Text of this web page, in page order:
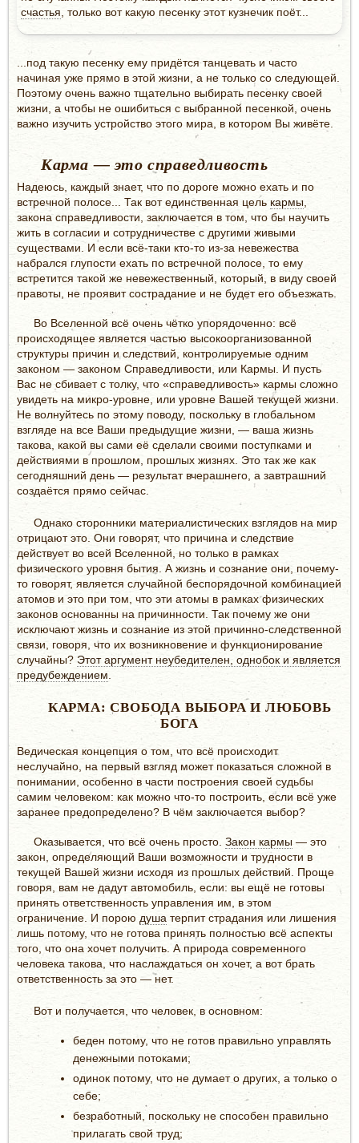
счастья , только вот какую песенку этот кузнечик поёт...
...под такую песенку ему придётся танцевать и часто
начиная уже прямо в этой жизни, а не только со следующей.
Поэтому очень важно тщательно выбирать песенку своей
жизни, а чтобы не ошибиться с выбранной песенкой, очень
важно изучить устройство этого мира, в котором Вы живёте.
Карма — это справедливость
Надеюсь, каждый знает, что по дороге можно ехать и по
встречной полосе... Так вот единственная цель кармы
закона справедливости, заключается в том, что бы научить
жить в согласии и сотрудничестве с другими живыми
существами. И если всё-таки кто-то из-за невежества
набрался глупости ехать по встречной полосе, то ему
встретится такой же невежественный, который, в виду своей
правоты, не проявит сострадание и не будет его объезжать.
Во Вселенной всё очень чётко упорядоченно: всё
происходящее является частью высокоорганизованной
структуры причин и следствий, контролируемые одним
законом — законом Справедливости, или Кармы. И пусть
Вас не сбивает с толку, что «справедливость» кармы сложно
увидеть на микро-уровне, или уровне Вашей текущей жизни.
Не волнуйтесь по этому поводу, поскольку в глобальном
взгляде на все Ваши предыдущие жизни, — ваша жизнь
такова, какой вы сами её сделали своими поступками и
действиями в прошлом, прошлых жизнях. Это так же как
сегодняшний день — результат вчерашнего, а завтрашний
создаётся прямо сейчас.
Однако сторонники материалистических взглядов на мир
отрицают это. Они говорят, что причина и следствие
действует во всей Вселенной, но только в рамках
физического уровня бытия. А жизнь и сознание они, почему-
то говорят, является случайной беспорядочной комбинацией
атомов и это при том, что эти атомы в рамках физических
законов основанны на причинности. Так почему же они
исключают жизнь и сознание из этой причинно-следственной
связи, говоря, что их возникновение и функционирование
случайны? Этот аргумент неубедителен, однобок и является
предубеждением
КАРМА: СВОБОДА ВЫБОРА И ЛЮБОВЬ
БОГА
Ведическая концепция о том, что всё происходит
неслучайно, на первый взгляд может показаться сложной в
понимании, особенно в части построения своей судьбы
самим человеком: как можно что-то построить, если всё уже
заранее предопределено? В чём заключается выбор?
Оказывается, что всё очень просто. Закон кармы — это
закон, определяющий Ваши возможности и трудности в
текущей Вашей жизни исходя из прошлых действий. Проще
говоря, вам не дадут автомобиль, если: вы ещё не готовы
принять ответственность управления им, в этом
ограничение. И порою душа терпит страдания или лишения
лишь потому, что не готова принять полностью всё аспекты
того, что она хочет получить. А природа современного
человека такова, что наслаждаться он хочет, а вот брать
ответственность за это — нет.
Вот и получается, что человек, в основном:
беден потому, что не готов правильно управлять
денежными потоками;
одинок потому, что не думает о других, а только о
себе;
безработный, поскольку не способен правильно
прилагать свой труд;